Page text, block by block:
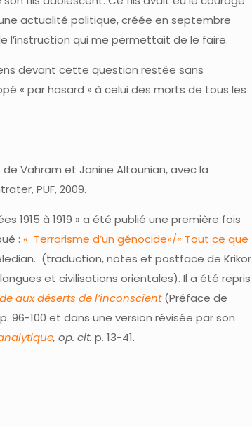
actualité politique, créée en septembre
l’instruction qui me permettait de le faire.
devant cette question restée sans
« par hasard » à celui des morts de tous les
de Vahram et Janine Altounian, avec la
PUF, 2009.
1915 à 1919 » a été publié une première fois
: « Terrorisme d’un génocide»/« Tout ce que
(traduction, notes et postface de Krikor
et civilisations orientales). Il a été repris
aux déserts de l’inconscient(Préface de
96-100 et dans une version révisée par son
, op. cit. p. 13-41.